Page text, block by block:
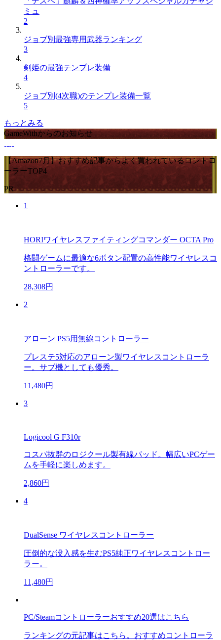
ミュ
2
ジョブ別最強専用武器ランキング
3
剣姫の最強テンプレ装備
4
ジョブ別(4次職)のテンプレ装備一覧
5
もっとみる
GameWithからのお知らせ
【Amazon7月】おすすめ記事からよく買われているコントロ
ーラーTOP4
PR
1
HORIワイヤレスファイティングコマンダー OCTA Pro
格闘ゲームに最適な6ボタン配置の高性能ワイヤレスコ
ントローラーです。
28,308円
2
アローン PS5用無線コントローラー
プレステ5対応のアローン製ワイヤレスコントローラ
ー。サブ機としても優秀。
11,480円
3
Logicool G F310r
コスパ抜群のロジクール製有線パッド。幅広いPCゲー
ムを手軽に楽しめます。
2,860円
4
DualSense ワイヤレスコントローラー
圧倒的な没入感を生むPS5純正ワイヤレスコントロー
ラー。
11,480円
PC/Steamコントローラーおすすめ20選はこちら
ランキングの元記事はこちら。おすすめコントローラ